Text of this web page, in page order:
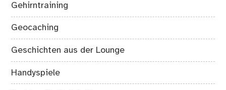
Gehirntraining
Geocaching
Geschichten aus der Lounge
Handyspiele